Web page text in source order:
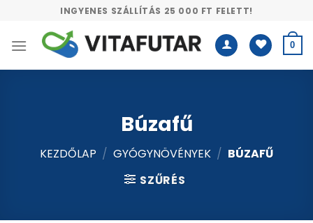
content
INGYENES SZÁLLÍTÁS 25 000 FT FELETT!
0
Búzafű
KEZDŐLAP / GYÓGYNÖVÉNYEK / BÚZAFŰ
SZŰRÉS